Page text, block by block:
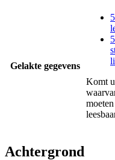
Gelakte gegevens
Komt
Achtergrond